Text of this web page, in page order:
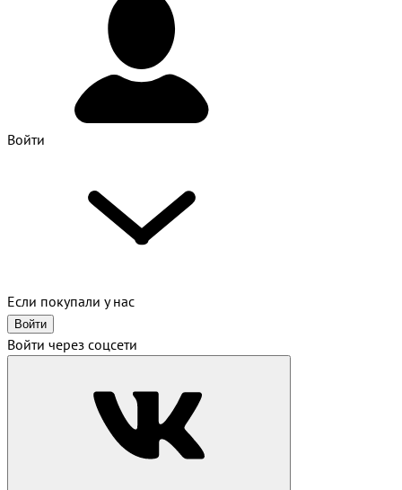
Войти
Если покупали у нас
Войти
Войти через соцсети